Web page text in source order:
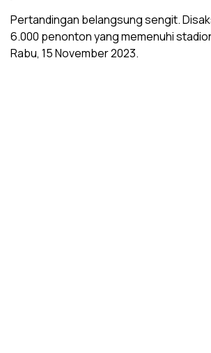
Pertandingan belangsung sengit.
6.000 penonton yang memenuhi
Rabu, 15 November 2023.